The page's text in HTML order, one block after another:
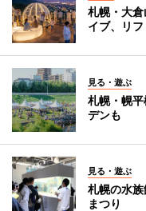
札幌・大
イブ、リ
見る・遊ぶ
札幌・幌
デンも
見る・遊ぶ
札幌の水
まつり